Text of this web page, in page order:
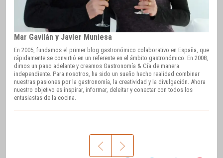
Mar Gavilán y Javier Muniesa
En 2005, fundamos el primer blog gastronómico colaborativo en España, que
rápidamente se convirtió en un referente en el ámbito gastronómico. En 2008,
dimos un paso adelante y creamos Gastronomía & Cía de manera
independiente. Para nosotros, ha sido un sueño hecho realidad combinar
nuestras pasiones por la gastronomía, la creatividad y la divulgación. Ahora
nuestro objetivo es inspirar, informar, deleitar y conectar con todos los
entusiastas de la cocina.